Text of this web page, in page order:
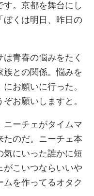
。京都を舞台にし
ぼくは明日、昨日の
青春の悩みをたく
族との関係。悩みを
お願いに行った。
お願いしますと。
ニーチェがタイムマ
たのだ。ニーチェ本
気にいった誰かに短
がこいつならいいや
ムを作ってるオタク